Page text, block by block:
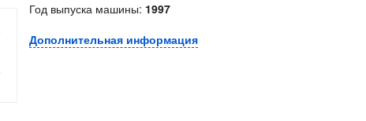
Год выпуска машины: 1997
Дополнительная информация